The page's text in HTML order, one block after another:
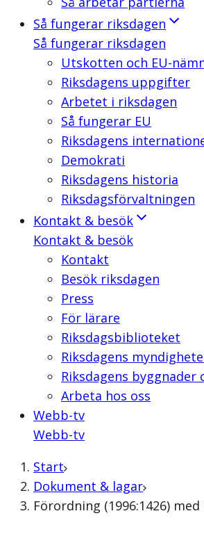
Så fungerar riksdagen
Så fungerar riksdagen
Utskotten och EU-
Riksdagens uppgifter
Arbetet i riksdagen
Så fungerar EU
Riksdagens
Demokrati
Riksdagens historia
Riksdagsförvaltningen
Kontakt & besök
Kontakt & besök
Kontakt
Besök riksdagen
Press
För lärare
Riksdagsbiblioteket
Riksdagens
Riksdagens byggnader
Arbeta hos oss
Webb-tv
Webb-tv
Start
Dokument & lagar
Förordning (1996:1426)